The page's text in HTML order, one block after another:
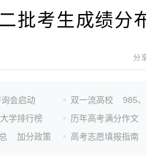
批考生成绩分
分
会启动
学排行榜
加分政策
双一流高校 985、
历年高考满分作文
高考志愿填报指南